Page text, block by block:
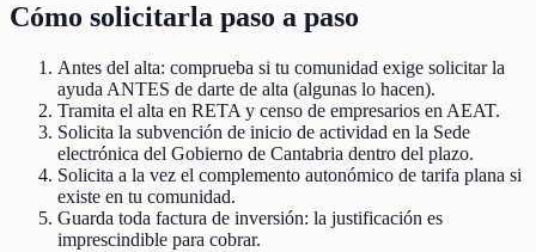
Cómo solicitarla paso a paso
Antes del alta: comprueba si tu comunidad exige solicitar la
ayuda ANTES de darte de alta (algunas lo hacen).
Tramita el alta en RETA y censo de empresarios en AEAT.
Solicita la subvención de inicio de actividad en la Sede
electrónica del Gobierno de Cantabria dentro del plazo.
Solicita a la vez el complemento autonómico de tarifa plana si
existe en tu comunidad.
Guarda toda factura de inversión: la justificación es
imprescindible para cobrar.